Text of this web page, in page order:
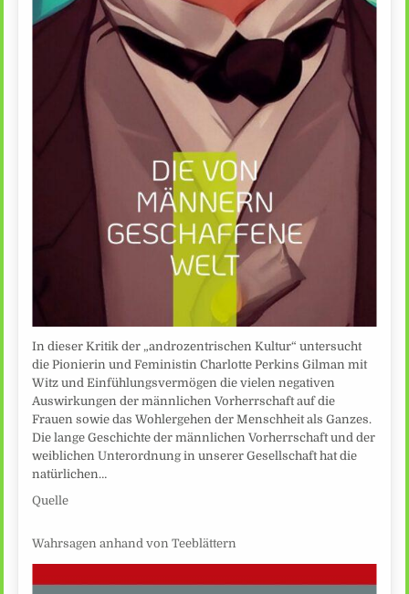
In dieser Kritik der „androzentrischen Kultur“ untersucht
die Pionierin und Feministin Charlotte Perkins Gilman mit
Witz und Einfühlungsvermögen die vielen negativen
Auswirkungen der männlichen Vorherrschaft auf die
Frauen sowie das Wohlergehen der Menschheit als Ganzes.
Die lange Geschichte der männlichen Vorherrschaft und der
weiblichen Unterordnung in unserer Gesellschaft hat die
natürlichen…
Quelle
Wahrsagen anhand von Teeblättern